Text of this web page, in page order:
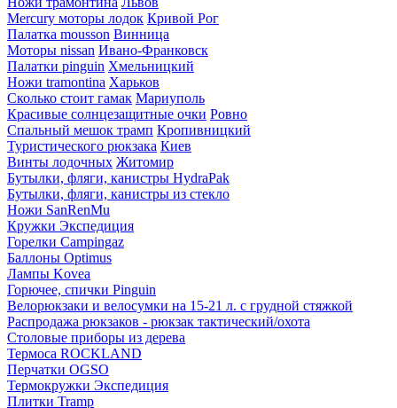
Mercury моторы лодок Кривой Рог
Палатка mousson Винница
Моторы nissan Ивано-Франковск
Палатки pinguin Хмельницкий
Ножи tramontina Харьков
Сколько стоит гамак Мариуполь
Красивые солнцезащитные очки Ровно
Спальный мешок трамп Кропивницкий
Туристического рюкзака Киев
Винты лодочных Житомир
Бутылки, фляги, канистры HydraPak
Бутылки, фляги, канистры из стекло
Ножи SanRenMu
Кружки Экспедиция
Горелки Campingaz
Баллоны Optimus
Лампы Kovea
Горючее, спички Pinguin
Велорюкзаки и велосумки на 15-21 л. с грудной стяжкой
Распродажа рюкзаков - рюкзак тактический/охота
Столовые приборы из дерева
Термоса ROCKLAND
Перчатки OGSO
Термокружки Экспедиция
Плитки Tramp